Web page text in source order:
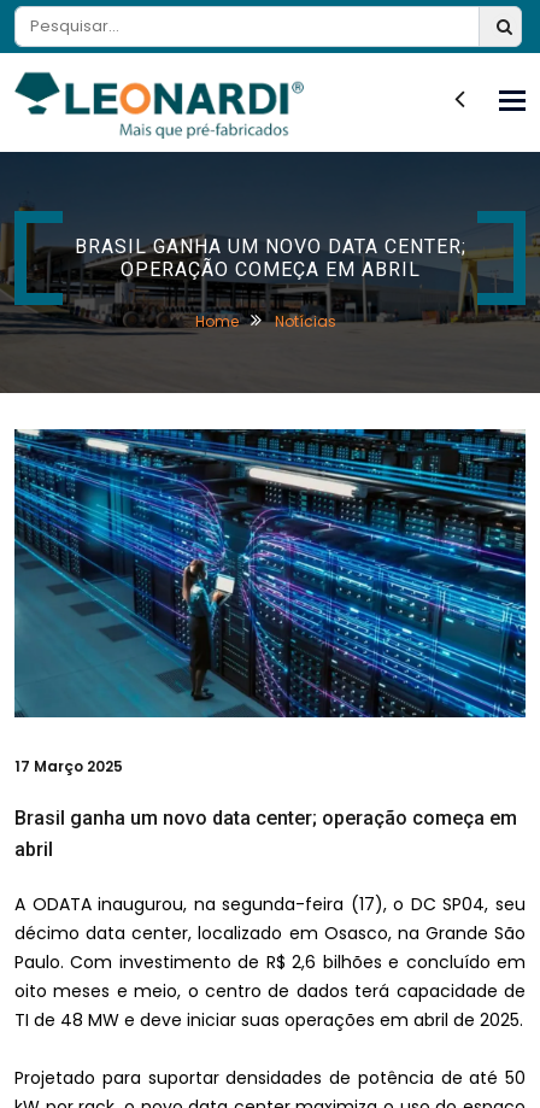
BRASIL GANHA UM NOVO DATA CENTER;
OPERAÇÃO COMEÇA EM ABRIL
Home Notícias
17 Março 2025
Brasil ganha um novo data center; operação começa em
abril
A ODATA inaugurou, na segunda-feira (17), o DC SP04, seu
décimo data center, localizado em Osasco, na Grande São
Paulo. Com investimento de R$ 2,6 bilhões e concluído em
oito meses e meio, o centro de dados terá capacidade de
TI de 48 MW e deve iniciar suas operações em abril de 2025.
Projetado para suportar densidades de potência de até 50